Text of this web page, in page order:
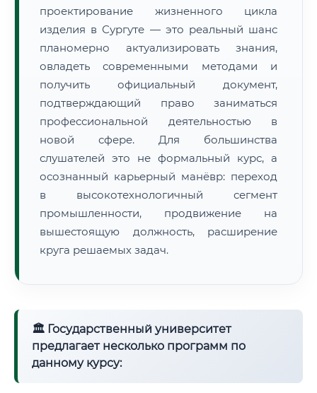
проектирование жизненного цикла
изделия в Сургуте — это реальный шанс
планомерно актуализировать знания,
овладеть современными методами и
получить официальный документ,
подтверждающий право заниматься
профессиональной деятельностью в
новой сфере. Для большинства
слушателей это не формальный курс, а
осознанный карьерный манёвр: переход
в высокотехнологичный сегмент
промышленности, продвижение на
вышестоящую должность, расширение
круга решаемых задач.
🏛 Государственный университет
предлагает несколько программ по
данному курсу: